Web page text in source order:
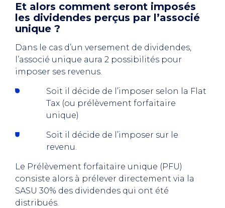
Et alors comment seront imposés
les dividendes perçus par l’associé
unique ?
Dans le cas d’un versement de dividendes,
l’associé unique aura 2 possibilités pour
imposer ses revenus.
Soit il décide de l’imposer selon la Flat
Tax (ou prélèvement forfaitaire
unique)
Soit il décide de l’imposer sur le
revenu.
Le Prélèvement forfaitaire unique (PFU)
consiste alors à prélever directement via la
SASU 30% des dividendes qui ont été
distribués.